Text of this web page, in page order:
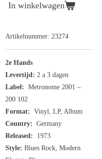
In winkelwagen
Artikelnummer: 23274
2e Hands
Levertijd: 2 a 3 dagen
Label: Metronome 2001 –
200 102
Format: Vinyl, LP, Album
Country: Germany
Released: 1973
Style: Blues Rock, Modern